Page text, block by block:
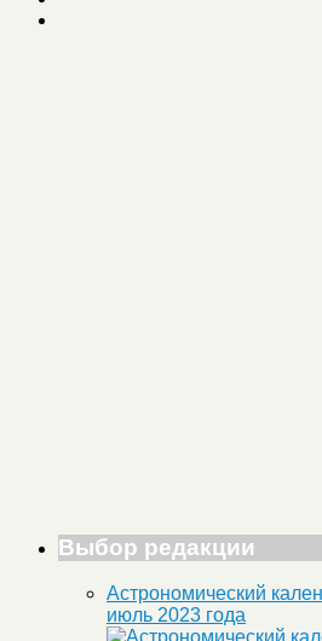
Выбор редакции
Астрономический
июль 2023 года